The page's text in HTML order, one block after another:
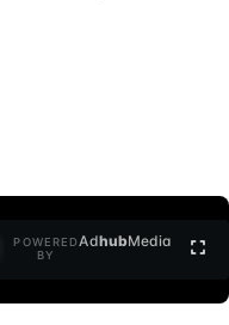
POWERED
BY
AdhubMedia